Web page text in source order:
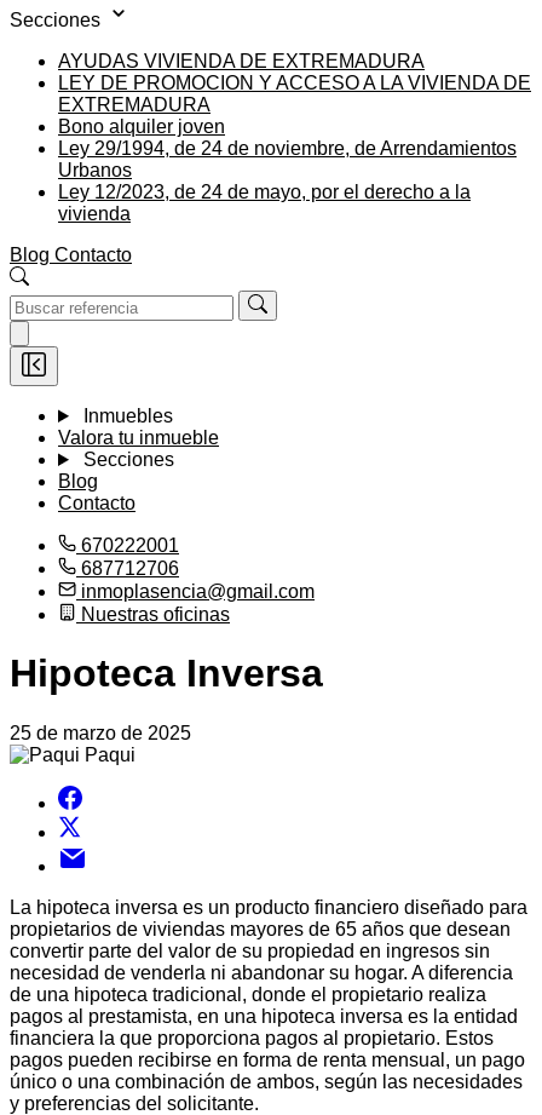
Secciones
AYUDAS VIVIENDA DE EXTREMADURA
LEY DE PROMOCION Y ACCESO A LA VIVIENDA DE
EXTREMADURA
Bono alquiler joven
Ley 29/1994, de 24 de noviembre, de Arrendamientos
Urbanos
Ley 12/2023, de 24 de mayo, por el derecho a la
vivienda
Blog Contacto
Inmuebles
Valora tu inmueble
Secciones
Blog
Contacto
670222001
687712706
inmoplasencia@gmail.com
Nuestras oficinas
Hipoteca Inversa
25 de marzo de 2025
Paqui
La hipoteca inversa es un producto financiero diseñado para
propietarios de viviendas mayores de 65 años que desean
convertir parte del valor de su propiedad en ingresos sin
necesidad de venderla ni abandonar su hogar. A diferencia
de una hipoteca tradicional, donde el propietario realiza
pagos al prestamista, en una hipoteca inversa es la entidad
financiera la que proporciona pagos al propietario. Estos
pagos pueden recibirse en forma de renta mensual, un pago
único o una combinación de ambos, según las necesidades
y preferencias del solicitante.